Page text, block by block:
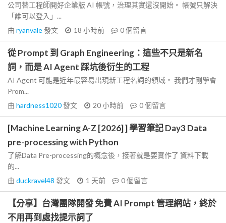
公司替工程師開好企業版 AI 帳號，治理其實還沒開始。 帳號只解決
「誰可以登入」...
由 ryanvale發文 18 小時前 0個留言
從 Prompt 到 Graph Engineering：這些不只是新名
詞，而是 AI Agent 踩坑後衍生的工程
AI Agent 可能是近年最容易出現新工程名詞的領域。 我們才剛學會
Prom...
由 hardness1020發文 20 小時前 0個留言
[Machine Learning A-Z [2026] ] 學習筆記 Day3 Data
pre-processing with Python
了解Data Pre-processing的概念後，接著就是要實作了 資料下載
的...
由 duckravel48 發文 1 天前 0個留言
【分享】台灣團隊開發 免費 AI Prompt 管理網站，終於
不用再到處找提示詞了